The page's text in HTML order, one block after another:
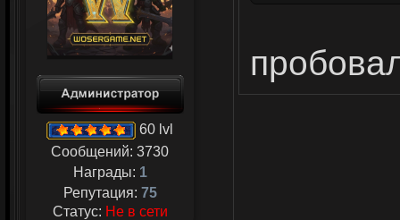
60 lvl
Сообщений: 3730
Награды: 1
Репутация: 75
Статус: Не в сети